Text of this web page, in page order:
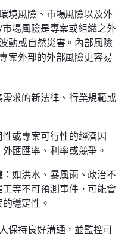
境風險、市場風險以及外
場風險是專案或組織之外
動或自然災害。內部風險
案外部的外部風險更容易
需求的新法律、行業規範或
或專案可行性的經濟因
匯匯率、利率或競爭。
：如洪水、暴風雨、政治不
等不可預測事件，可能會
穩定性。
保持良好溝通，並監控可